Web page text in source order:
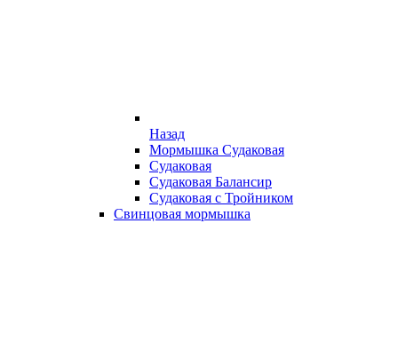
Назад
Мормышка Судаковая
Судаковая
Судаковая Балансир
Судаковая с Тройником
Свинцовая мормышка